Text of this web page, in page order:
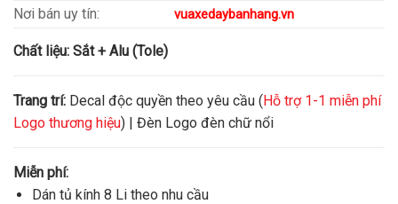
Nơi bán uy tín: vuaxedaybanhang.vn
Chất liệu: Sắt + Alu (Tole)
Trang trí: Decal độc quyền theo yêu cầu (Hỗ trợ 1-1 miễn phí
Logo thương hiệu) | Đèn Logo đèn chữ nổi
Miễn phí:
Dán tủ kính 8 Li theo nhu cầu